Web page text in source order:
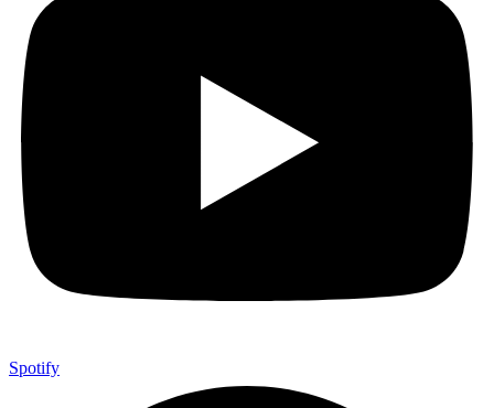
Spotify